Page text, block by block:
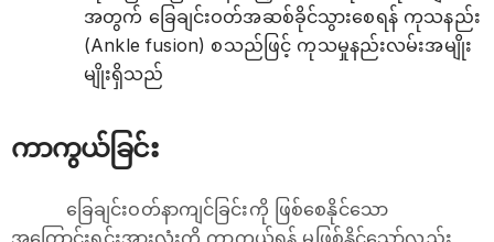
အတွက် ခြေချင်းဝတ်အဆစ်ခိုင်သွားစေရန် ကုသနည်း
(Ankle fusion) စသည်ဖြင့် ကုသမှုနည်းလမ်းအမျိုး
မျိုးရှိသည်
ကာကွယ်ခြင်း
ခြေချင်းဝတ်နာကျင်ခြင်းကို ဖြစ်စေနိုင်သော
အကြောင်းရင်းအားလုံးကို ကာကွယ်ရန် မဖြစ်နိုင်သော်လည်း